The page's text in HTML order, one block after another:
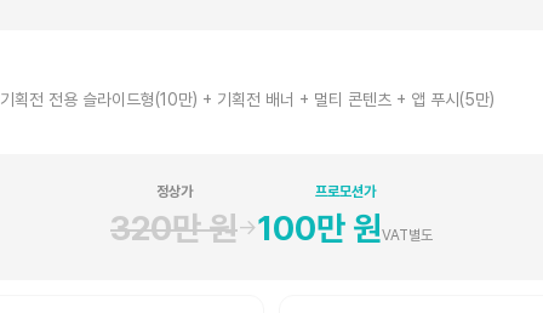
획전 전용 슬라이드형(10만) + 기획전 배너 + 멀티 콘텐츠 + 앱 푸시(5만)
정상가
320만 원→
프로모션가
100만 원VAT별도